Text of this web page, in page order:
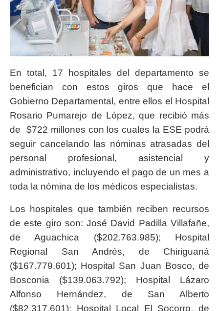
En total, 17 hospitales del departamento se
benefician con estos giros que hace el
Gobierno Departamental, entre ellos el Hospital
Rosario Pumarejo de López, que recibió más
de $722 millones con los cuales la ESE podrá
seguir cancelando las nóminas atrasadas del
personal profesional, asistencial y
administrativo, incluyendo el pago de un mes a
toda la nómina de los médicos especialistas.
Los hospitales que también reciben recursos
de este giro son: José David Padilla Villafañe,
de Aguachica ($202.763.985); Hospital
Regional San Andrés, de Chiriguaná
($167.779.601); Hospital San Juan Bosco, de
Bosconia ($139.063.792); Hospital Lázaro
Alfonso Hernández, de San Alberto
($82.317.601); Hospital Local El Socorro, de